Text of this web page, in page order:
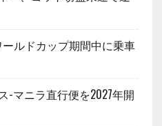
ルドカップ期間中に乗車
-マニラ直行便を2027年開